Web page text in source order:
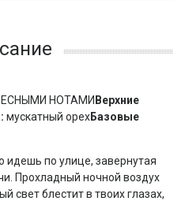
НОТАМИ Верхние
мускатный орехБазовые
по улице, завернутая
Прохладный ночной воздух
свет блестит в твоих глазах,